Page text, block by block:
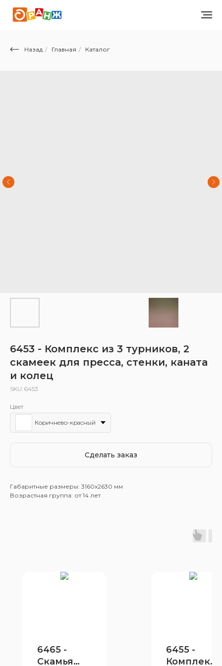
Назад / Главная / Каталог
6453 - Комплекс из 3 турников, 2
скамеек для пресса, стенки, каната
и колец
SKU: 6453
Цвет
Коричнево-красный
Сделать заказ
Габаритные размеры: 3160x2630 мм
Возрастная группа: от 14 лет
6465 -
Скамья
6455 -
Комплекс